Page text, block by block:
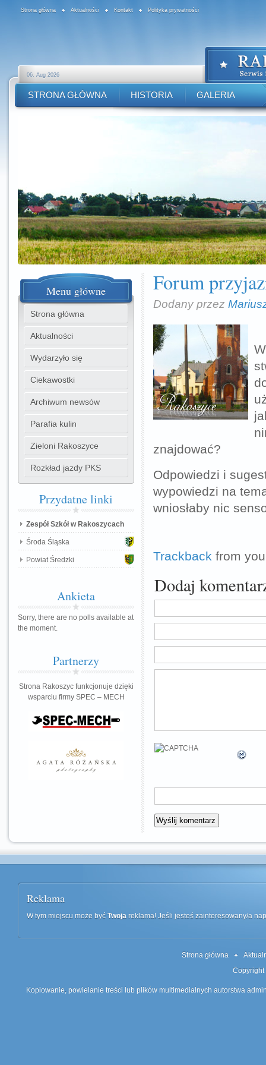
Strona główna Aktualności Kontakt Polityka prywatności
06. Aug 2026
STRONA GŁÓWNA HISTORIA GALERIA
Forum
Dodany przez
znajdować?
Odpowiedzi i
wypowiedzi na
wniosłaby nic
Trackback from
Dodaj
Menu główne
Strona główna
Aktualności
Wydarzyło się
Ciekawostki
Archiwum newsów
Parafia kulin
Zieloni Rakoszyce
Rozkład jazdy PKS
Przydatnelinki
Zespół Szkół w Rakoszycach
Środa Śląska
Powiat Średzki
Ankieta
Sorry, there are no polls available at
the moment.
Partnerzy
Strona Rakoszyc funkcjonuje dzięki
wsparciu firmy SPEC – MECH
Reklama
W tym miejscu może być Twoja reklama! Jeśli jesteś zainteresowany/a
Strona główna
Kopiowanie, powielanie treści lub plików multimedialnych autorstwa